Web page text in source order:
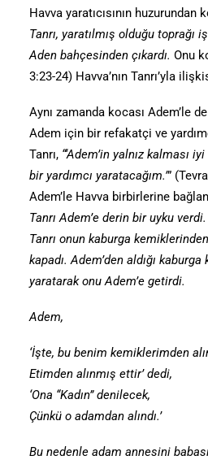
Havva yaratıcısının huzurundan
Tanrı, yaratılmış olduğu toprağı
Aden bahçesinden çıkardı. Onu
3:23-24) Havva’nın Tanrı’yla
Aynı zamanda kocası Adem’le
Adem için bir refakatçi ve
Tanrı, “‘Adem’in yalnız kalması
bir yardımcı yaratacağım.’”
Adem’le Havva birbirlerine
Tanrı Adem’e derin bir uyku
Tanrı onun kaburga
kapadı. Adem’den aldığı
yaratarak onu Adem’e getirdi.
Adem,
‘İşte, bu benim kemiklerimden
Etimden alınmış ettir’ dedi,
‘Ona “Kadın” denilecek,
Çünkü o adamdan alındı.’
Bu nedenle adam annesini